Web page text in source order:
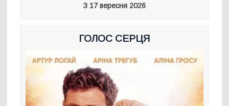
З 17 вересня 2026
ГОЛОС СЕРЦЯ